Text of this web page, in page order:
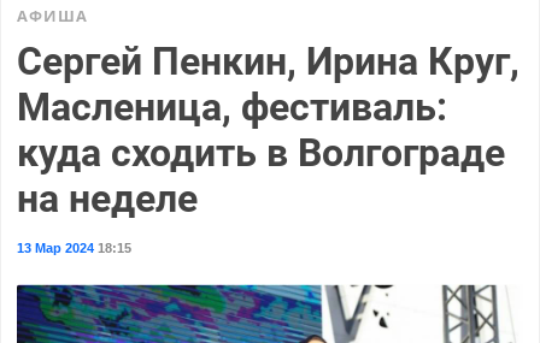
АФИША
Сергей Пенкин, Ирина Круг,
Масленица, фестиваль:
куда сходить в Волгограде
на неделе
13 Мар 202418:15